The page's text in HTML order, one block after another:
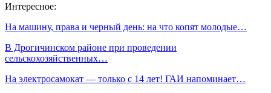
Интересное:
На машину, права и черный день: на что копят молодые…
В Дрогичинском районе при проведении
сельскохозяйственных…
На электросамокат — только с 14 лет! ГАИ напоминает…